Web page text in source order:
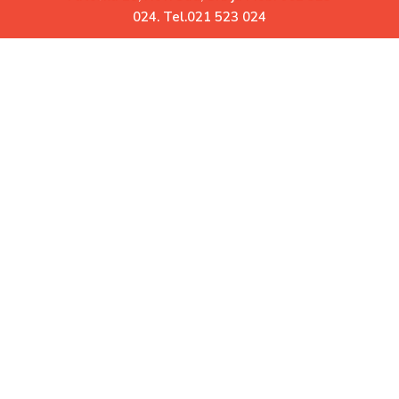
024. Tel.021 523 024
Uz Vas već više od 30 godina